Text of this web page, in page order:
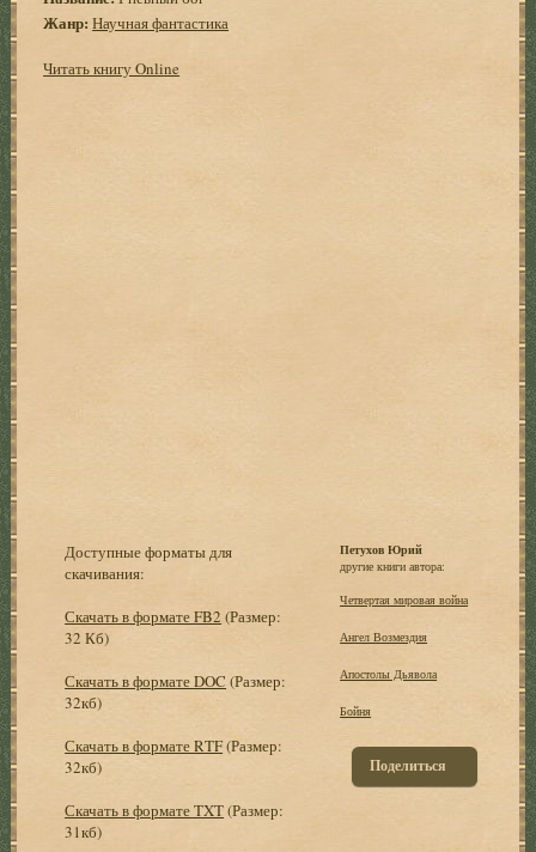
Жанр: Научная фантастика
Читать книгу Online
Доступные форматы для
скачивания:
Скачать в формате FB2 (Размер:
32 Кб)
Скачать в формате DOC (Размер:
32кб)
Скачать в формате RTF(Размер:
32кб)
Скачать в формате TXT(Размер:
31кб)
Петухов Юрий
другие книги автора:
Четвертая мировая война
Ангел Возмездия
Апостолы Дьявола
Бойня
Поделиться